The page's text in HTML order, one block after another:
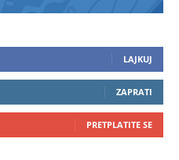
LAJKUJ
ZAPRATI
PRETPLATITE SE